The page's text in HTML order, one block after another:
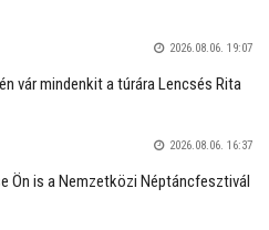
2026.08.06. 19:07
vár mindenkit a túrára Lencsés Rita
2026.08.06. 16:37
Ön is a Nemzetközi Néptáncfesztivál